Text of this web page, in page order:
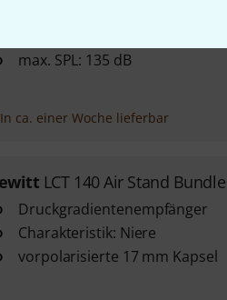
max. SPL: 135 dB
In ca. einer Woche lieferbar
LCT 140 Air Stand Bundle
Druckgradientenempfänger
Charakteristik: Niere
vorpolarisierte 17 mm Kapsel